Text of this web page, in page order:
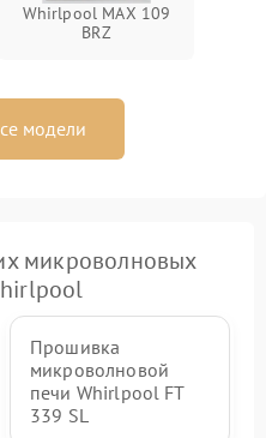
Whirlpool MAX 109
BRZ
модели
микроволновых
Прошивка
микроволновой
печи Whirlpool FT
339 SL